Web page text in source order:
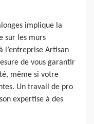
implique la
sur les murs
l’entreprise Artisan
de vous garantir
même si votre
Un travail de pro
expertise à des